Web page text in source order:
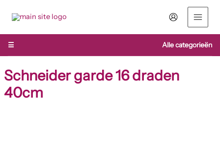
naar
inhoud
☰
Alle categorieën
Schneider garde 16 draden
40cm